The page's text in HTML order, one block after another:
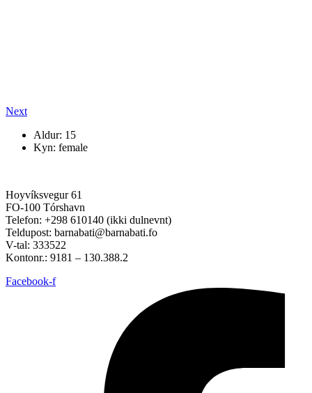
Next
Aldur: 15
Kyn: female
Hoyvíksvegur 61
FO-100 Tórshavn
Telefon: +298 610140 (ikki dulnevnt)
Teldupost: barnabati@barnabati.fo
V-tal: 333522
Kontonr.: 9181 – 130.388.2
Facebook-f